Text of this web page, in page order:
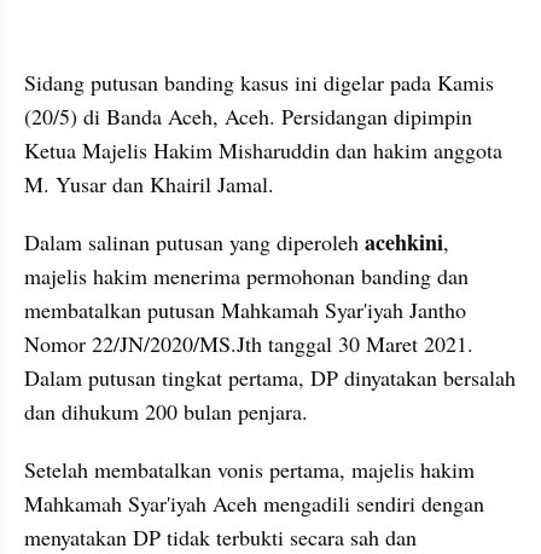
Sidang putusan banding kasus ini digelar pada Kamis
(20/5) di Banda Aceh, Aceh. Persidangan dipimpin
Ketua Majelis Hakim Misharuddin dan hakim anggota
M. Yusar dan Khairil Jamal.
Dalam salinan putusan yang diperoleh acehkini,
majelis hakim menerima permohonan banding dan
membatalkan putusan Mahkamah Syar'iyah Jantho
Nomor 22/JN/2020/MS.Jth tanggal 30 Maret 2021.
Dalam putusan tingkat pertama, DP dinyatakan bersalah
dan dihukum 200 bulan penjara.
Setelah membatalkan vonis pertama, majelis hakim
Mahkamah Syar'iyah Aceh mengadili sendiri dengan
menyatakan DP tidak terbukti secara sah dan